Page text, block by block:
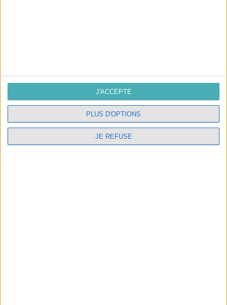
PLUS D'OPTIONS
JE REFUSE
J'ACCEPTE
Candes Saint Martin
02.47.98.05.54
contact@interieurlumiere.com